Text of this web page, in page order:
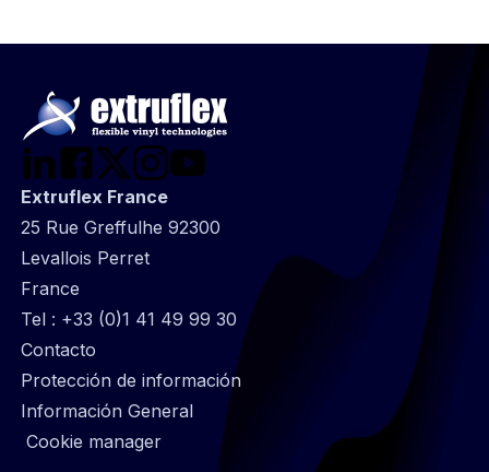
Extruflex France
25 Rue Greffulhe 92300
Levallois Perret
France
Tel : +33 (0)1 41 49 99 30
@
Footer
infos
Contacto
Protección de información
Información General
Cookie manager